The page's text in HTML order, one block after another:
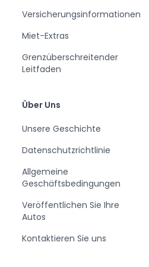
Versicherungsinformationen
Miet-Extras
Grenzüberschreitender
Leitfaden
Über Uns
Unsere Geschichte
Datenschutzrichtlinie
Allgemeine
Geschäftsbedingungen
Veröffentlichen Sie Ihre
Autos
Kontaktieren Sie uns